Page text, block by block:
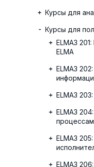
Курсы для
Курсы для
ELMA3
ELMA
ELMA3
ELMA3
ELMA3
ELMA3
ELMA3